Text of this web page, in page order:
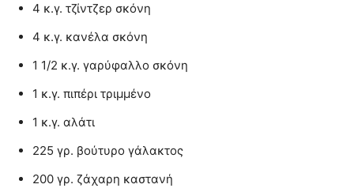
4 κ.γ. τζίντζερ σκόνη
4 κ.γ. κανέλα σκόνη
1 1/2 κ.γ. γαρύφαλλο σκόνη
1 κ.γ. πιπέρι τριμμένο
1 κ.γ. αλάτι
225 γρ. βούτυρο γάλακτος
200 γρ. ζάχαρη καστανή